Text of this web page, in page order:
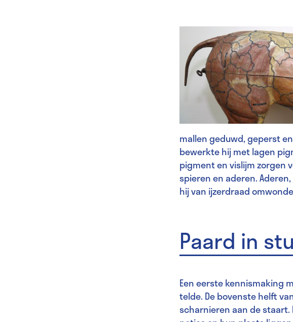
mallen geduwd, geperst
bewerkte hij met lagen
pigment en vislijm zorgen
spieren en aderen.
hij van ijzerdraad
Paard in
Een eerste kennismaking
telde. De bovenste helft
scharnieren aan de